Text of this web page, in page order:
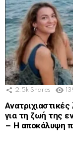
2.5k Shares
για τη ζωή της
– Η αποκάλυψη